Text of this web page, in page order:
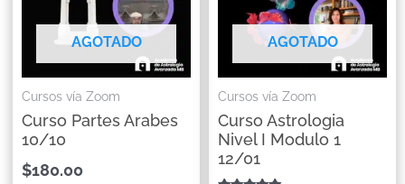
AGOTADO
Cursos vía Zoom
Curso Partes Arabes
10/10
$180.00
AGOTADO
Cursos vía Zoom
Curso Astrologia
Nivel I Modulo 1
12/01